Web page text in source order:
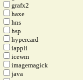
grafx2
haxe
hns
hsp
hypercard
iappli
icewm
imagemagick
java